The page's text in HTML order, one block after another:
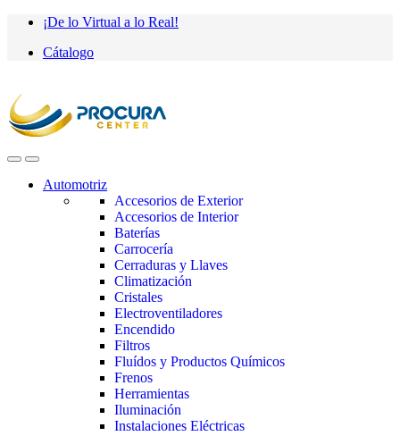
Saltar
navegación
saltar
contenido
¡De lo Virtual a lo Real!
Cátalogo
Automotriz
Accesorios de Exterior
Accesorios de Interior
Baterías
Carrocería
Cerraduras y Llaves
Climatización
Cristales
Electroventiladores
Encendido
Filtros
Fluídos y Productos Químicos
Frenos
Herramientas
Iluminación
Instalaciones Eléctricas